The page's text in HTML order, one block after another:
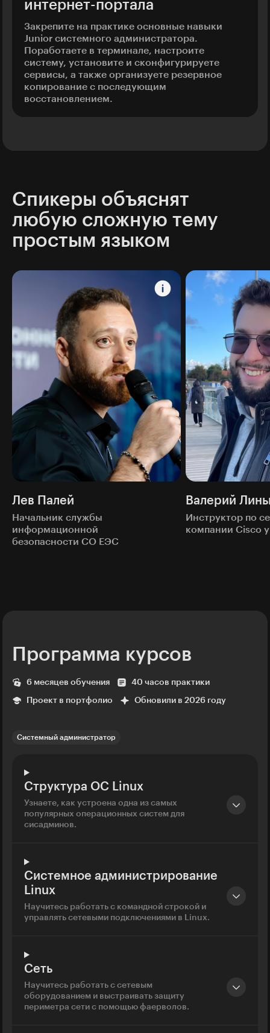
интернет-портала
Закрепите на практике основные навыки
Junior системного администратора.
Поработаете в терминале, настроите
систему, установите и сконфигурируете
сервисы, а также организуете резервное
копирование с последующим
восстановлением.
Спикеры объяснят
любую сложную тему
простым языком
Лев Палей
Начальник службы
информационной
безопасности СО ЕЭС
Валерий
Инструктор по
компании Cisco
Программа курсов
6 месяцев обучения 40 часов практики
Проект в портфолио Обновили в 2026 году
Системный администратор
Структура ОС Linux
Узнаете, как устроена одна из самых
популярных операционных систем для
сисадминов.
Системное администрирование
Linux
Научитесь работать с командной строкой и
управлять сетевыми подключениями в Linux.
Сеть
Научитесь работать с сетевым
оборудованием и выстраивать защиту
периметра сети с помощью фаерволов.